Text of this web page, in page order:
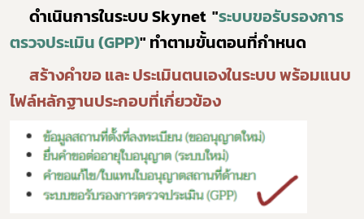
ดำเนินการในระบบ Skynet "ระบบขอรับรองการ
ตรวจประเมิน (GPP)" ทำตามขั้นตอนที่กำหนด
สร้างคำขอ และ ประเมินตนเองในระบบ พร้อมแนบ
ไฟล์หลักฐานประกอบที่เกี่ยวข้อง